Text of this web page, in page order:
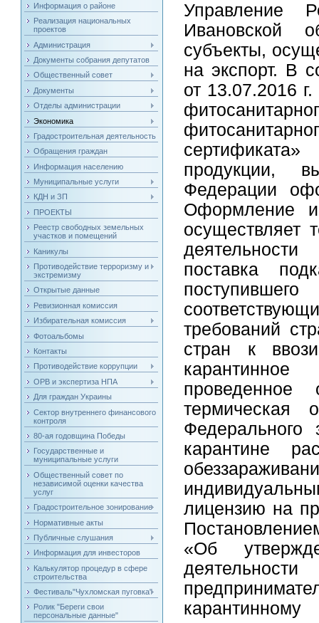
Информация о районе
Реализация национальных
проектов
Администрация
Документы собрания депутатов
Общественный совет
Документы
Отделы администрации
Экономика
Градостроительная деятельность
Обращения граждан
Информация населению
Муниципальные услуги
КДН и ЗП
ПРОЕКТЫ
Реестр свободных земельных
участков и помещений
Каникулы
Противодействие терроризму и
экстремизму
Открытые данные
Ревизионная комиссия
Избирательная комиссия
Фотоальбомы
Контакты
Противодействие коррупции
ОРВ и экспертиза НПА
Для граждан Украины
Сектор внутреннего финансового
контроля
80-ая годовщина Победы
Государственные и
муниципальные услуги
Общественный совет по
независимой оценки качества
услуг
Градостроительное зонирование
Нормативные акты
Публичные слушания
Информация для инвесторов
Калькулятор процедур в сфере
строительства
Фестиваль"Чухломская пуговка"
Ролик "Береги свои
персональные данные"
Управление
Ивановской
субъекты,
на экспорт. В
от 13.07.2016
продукции,
Федерации
Оформление и
осуществляет
поставка
требований
стран к
термическая
карантине
лицензию на
«Об